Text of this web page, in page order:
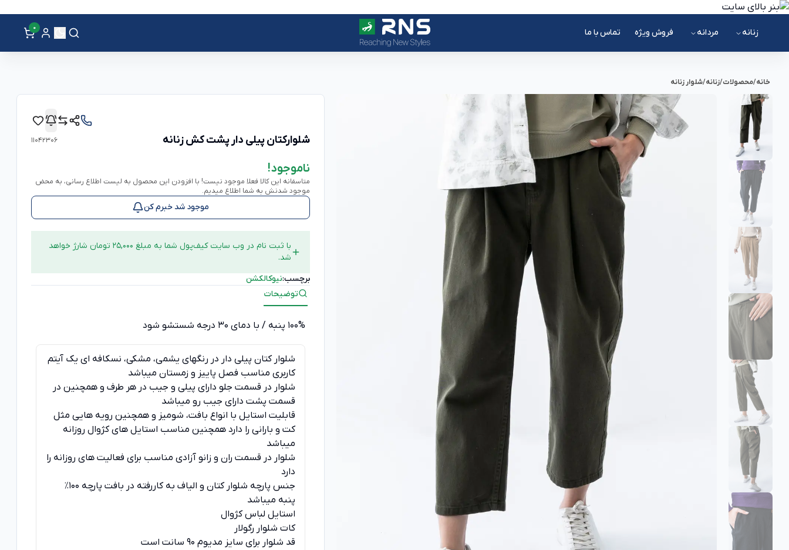
زنانه مردانه فروش ویژه تماس با ما 0
خانه/محصولات/زنانه/شلوار زنانه
شلوارکتان پیلی دار پشت کش زنانه 11042306
ناموجود!
متاسفانه این کالا فعلا موجود نیست! با افزودن این محصول به لیست اطلاع رسانی، به محض
موجود شدنش به شما اطلاع میدیم.
موجود شد خبرم کن
با ثبت نام در وب سایت کیف‌پول شما به مبلغ 25,000 تومان شارژ خواهد
شد.
برچسب:نیوکالکشن
توضیحات
100% پنبه / با دمای 30 درجه شستشو شود
شلوار کتان پیلی دار در رنگهای یشمی، مشکی، نسکافه ای یک آیتم
کاربری مناسب فصل پاییز و زمستان میباشد
شلوار در قسمت جلو دارای پیلی و جیب در هر طرف و همچنین در
قسمت پشت دارای جیب رو میباشد
قابلیت استایل با انواع بافت، شومیز و همچنین رویه هایی مثل
کت و بارانی را دارد همچنین مناسب استایل های کژوال روزانه
میباشد
شلوار در قسمت ران و زانو آزادی مناسب برای فعالیت های روزانه را
دارد
جنس پارچه شلوار کتان و الیاف به کاررفته در بافت پارچه 100٪
پنبه میباشد
استایل لباس کژوال
کات شلوار رگولار
قد شلوار برای سایز مدیوم 90 سانت است